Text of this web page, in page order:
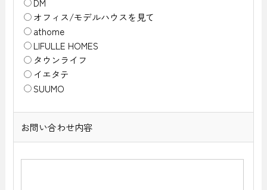
オフィス/モデルハウスを見て
athome
LIFULLE HOMES
タウンライフ
イエタテ
SUUMO
お問い合わせ内容